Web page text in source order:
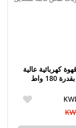
كهربائية عالية
السرعة بقدرة 180 واط